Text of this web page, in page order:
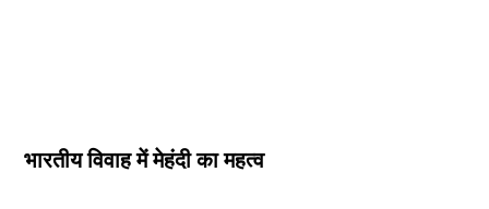
भारतीय विवाह में मेहंदी का महत्व